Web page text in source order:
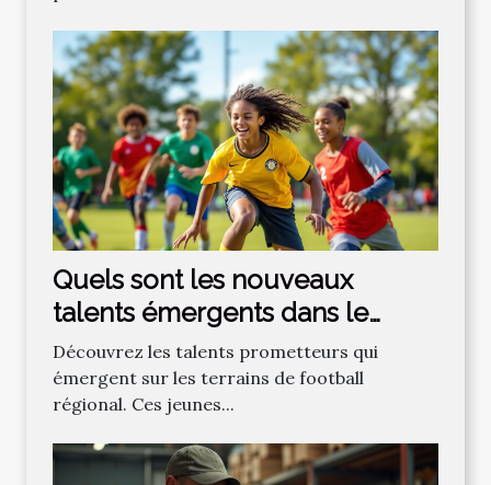
Quels sont les nouveaux
talents émergents dans le
football régional ?
Découvrez les talents prometteurs qui
émergent sur les terrains de football
régional. Ces jeunes...